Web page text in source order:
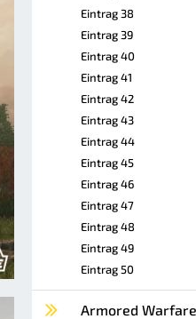
Eintrag 38
Eintrag 39
Eintrag 40
Eintrag 41
Eintrag 42
Eintrag 43
Eintrag 44
Eintrag 45
Eintrag 46
Eintrag 47
Eintrag 48
Eintrag 49
Eintrag 50
Armored Warfare